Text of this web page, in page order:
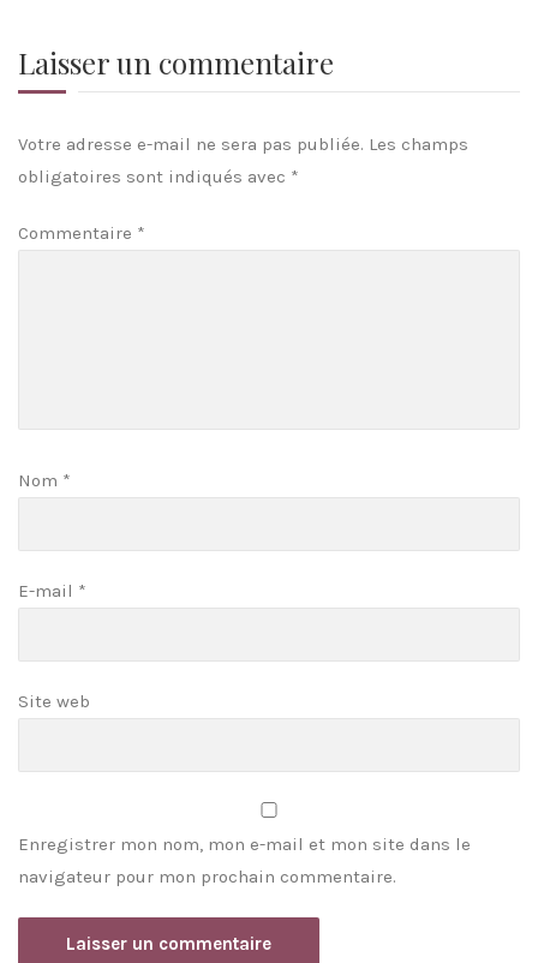
Laisser un commentaire
Votre adresse e-mail ne sera pas publiée. Les champs
obligatoires sont indiqués avec *
Commentaire *
Nom *
E-mail *
Site web
Enregistrer mon nom, mon e-mail et mon site dans le
navigateur pour mon prochain commentaire.